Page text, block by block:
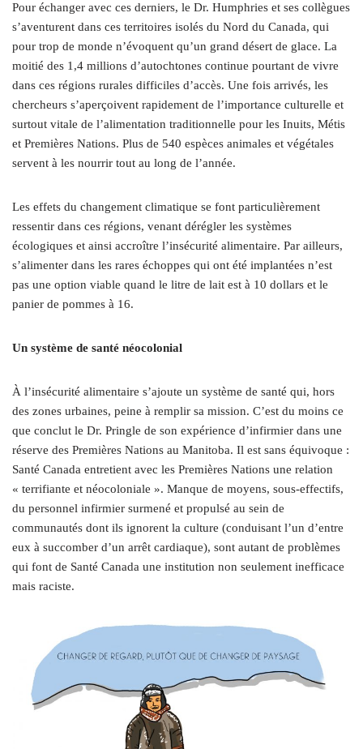
Pour échanger avec ces derniers, le Dr. Humphries et ses collègues
s’aventurent dans ces territoires isolés du Nord du Canada, qui
pour trop de monde n’évoquent qu’un grand désert de glace. La
moitié des 1,4 millions d’autochtones continue pourtant de vivre
dans ces régions rurales difficiles d’accès. Une fois arrivés, les
chercheurs s’aperçoivent rapidement de l’importance culturelle et
surtout vitale de l’alimentation traditionnelle pour les Inuits, Métis
et Premières Nations. Plus de 540 espèces animales et végétales
servent à les nourrir tout au long de l’année.
Les effets du changement climatique se font particulièrement
ressentir dans ces régions, venant dérégler les systèmes
écologiques et ainsi accroître l’insécurité alimentaire. Par ailleurs,
s’alimenter dans les rares échoppes qui ont été implantées n’est
pas une option viable quand le litre de lait est à 10 dollars et le
panier de pommes à 16.
Un système de santé néocolonial
À l’insécurité alimentaire s’ajoute un système de santé qui, hors
des zones urbaines, peine à remplir sa mission. C’est du moins ce
que conclut le Dr. Pringle de son expérience d’infirmier dans une
réserve des Premières Nations au Manitoba. Il est sans équivoque :
Santé Canada entretient avec les Premières Nations une relation
« terrifiante et néocoloniale ». Manque de moyens, sous-effectifs,
du personnel infirmier surmené et propulsé au sein de
communautés dont ils ignorent la culture (conduisant l’un d’entre
eux à succomber d’un arrêt cardiaque), sont autant de problèmes
qui font de Santé Canada une institution non seulement inefficace
mais raciste.